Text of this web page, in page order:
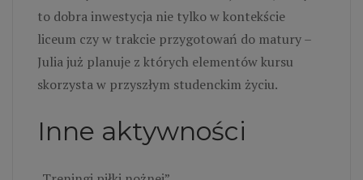
to dobra inwestycja nie tylko w kontekście
liceum czy w trakcie przygotowań do matury –
Julia już planuje z których elementów kursu
skorzysta w przyszłym studenckim życiu.
Inne aktywności